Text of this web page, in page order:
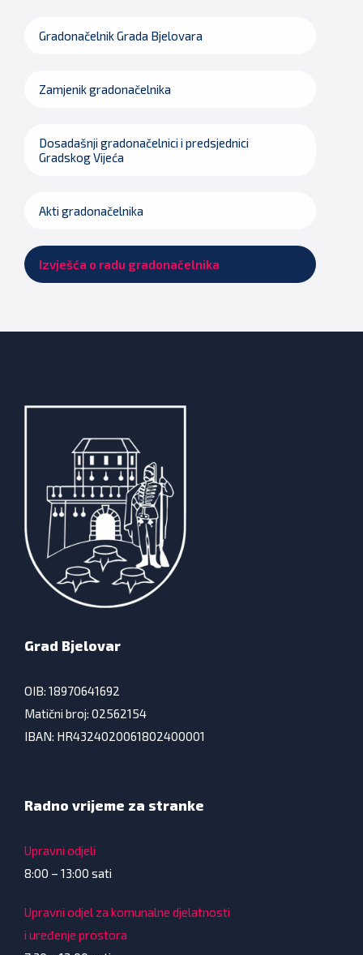
Gradonačelnik Grada Bjelovara
Zamjenik gradonačelnika
Dosadašnji gradonačelnici i predsjednici
Gradskog Vijeća
Akti gradonačelnika
Izvješća o radu gradonačelnika
Grad Bjelovar
OIB: 18970641692
Matični broj: 02562154
IBAN: HR4324020061802400001
Radno vrijeme za stranke
Upravni odjeli
8:00 – 13:00 sati
Upravni odjel za komunalne djelatnosti
i uređenje prostora